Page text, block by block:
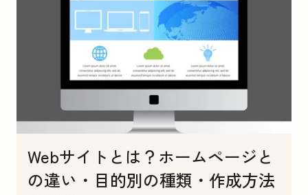
Webサイトとは？ホームページと
の違い・目的別の種類・作成方法